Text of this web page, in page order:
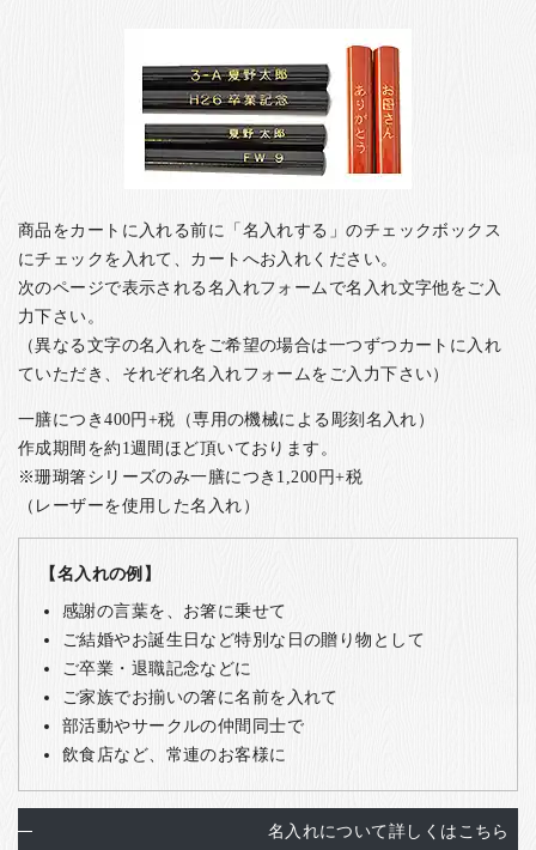
商品をカートに入れる前に「名入れする」のチェックボックス
にチェックを入れて、カートへお入れください。
次のページで表示される名入れフォームで名入れ文字他をご入
力下さい。
（異なる文字の名入れをご希望の場合は一つずつカートに入れ
ていただき、それぞれ名入れフォームをご入力下さい）
一膳につき400円+税（専用の機械による彫刻名入れ）
作成期間を約1週間ほど頂いております。
※珊瑚箸シリーズのみ一膳につき1,200円+税
（レーザーを使用した名入れ）
【名入れの例】
感謝の言葉を、お箸に乗せて
ご結婚やお誕生日など特別な日の贈り物として
ご卒業・退職記念などに
ご家族でお揃いの箸に名前を入れて
部活動やサークルの仲間同士で
飲食店など、常連のお客様に
名入れについて詳しくはこちら